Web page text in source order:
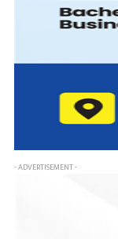
- ADVERTISEMENT -